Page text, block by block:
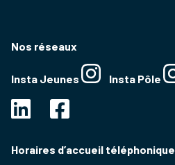
Nos réseaux
Insta Jeunes Insta Pôle
Horaires d’accueil téléphonique